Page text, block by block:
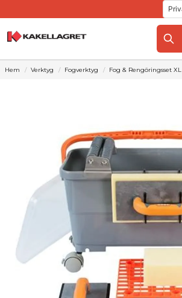
Hem Verktyg Fogverktyg Fog & Rengöringsset XL